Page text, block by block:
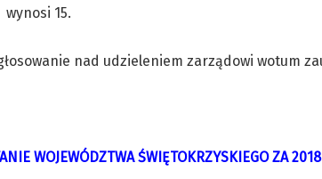
wynosi 15.
nad udzieleniem zarządowi wotum
WOJEWÓDZTWA ŚWIĘTOKRZYSKIEGO ZA